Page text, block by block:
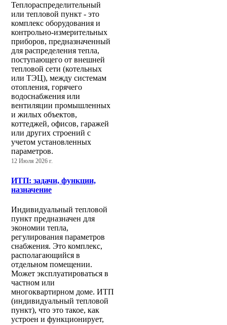
Теплораспределительный
или тепловой пункт - это
комплекс оборудования и
контрольно-измерительных
приборов, предназначенный
для распределения тепла,
поступающего от внешней
тепловой сети (котельных
или ТЭЦ), между системам
отопления, горячего
водоснабжения или
вентиляции промышленных
и жилых объектов,
коттеджей, офисов, гаражей
или других строений с
учетом установленных
параметров.
12 Июля 2026 г.
ИТП: задачи, функции,
назначение
Индивидуальный тепловой
пункт предназначен для
экономии тепла,
регулирования параметров
снабжения. Это комплекс,
располагающийся в
отдельном помещении.
Может эксплуатироваться в
частном или
многоквартирном доме. ИТП
(индивидуальный тепловой
пункт), что это такое, как
устроен и функционирует,